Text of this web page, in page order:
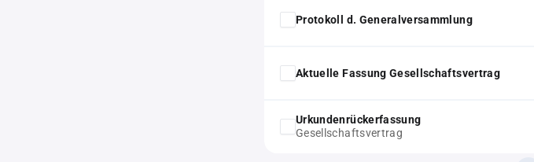
Protokoll d. Generalversammlung
Aktuelle Fassung Gesellschaftsvertrag
Urkundenrückerfassung
Gesellschaftsvertrag